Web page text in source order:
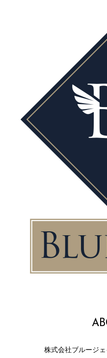
株式会社ブルージ